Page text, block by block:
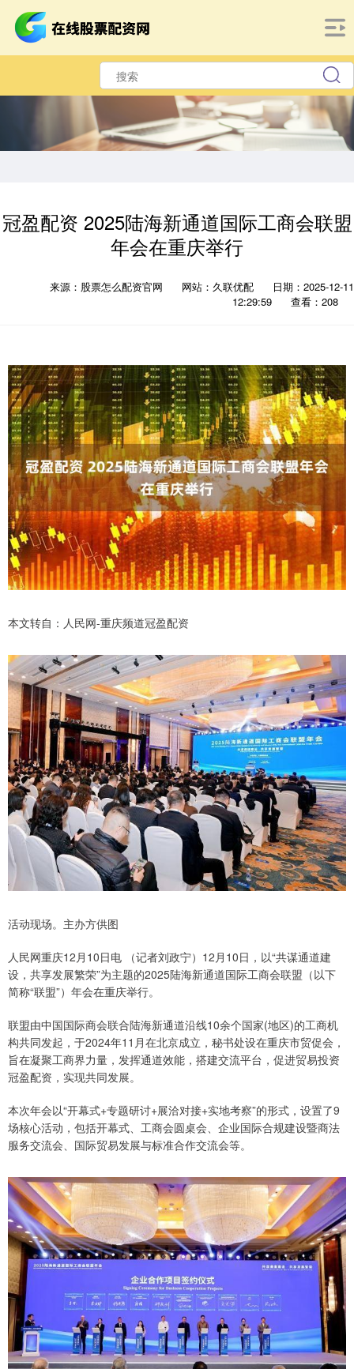
冠盈配资 2025陆海新通道国际工商会联盟
年会在重庆举行
来源：股票怎么配资官网 网站：久联优配
日期：2025-12-11
12:29:59
查看：208
本文转自：人民网-重庆频道冠盈配资
活动现场。主办方供图
人民网重庆12月10日电 （记者刘政宁）12月10日，以“共谋通道建
设，共享发展繁荣”为主题的2025陆海新通道国际工商会联盟（以下
简称“联盟”）年会在重庆举行。
联盟由中国国际商会联合陆海新通道沿线10余个国家(地区)的工商机
构共同发起，于2024年11月在北京成立，秘书处设在重庆市贸促会，
旨在凝聚工商界力量，发挥通道效能，搭建交流平台，促进贸易投资
冠盈配资，实现共同发展。
本次年会以“开幕式+专题研讨+展洽对接+实地考察”的形式，设置了9
场核心活动，包括开幕式、工商会圆桌会、企业国际合规建设暨商法
服务交流会、国际贸易发展与标准合作交流会等。